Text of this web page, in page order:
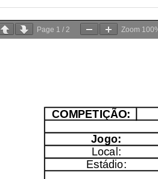
Page 1 / 2 Zoom